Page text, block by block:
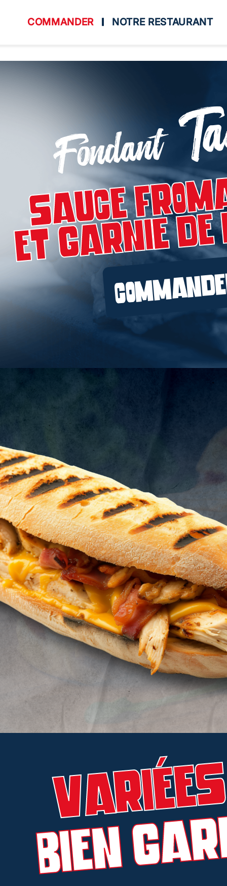
Charte Qualité
C.G.V
Mentions Légales
Mobile
Programme De Fidélité
Mon Compte
Notre Restaurant
COMMANDER NOTRE RESTAURANT
Fondant
Sauce
Et Garnie
Bien